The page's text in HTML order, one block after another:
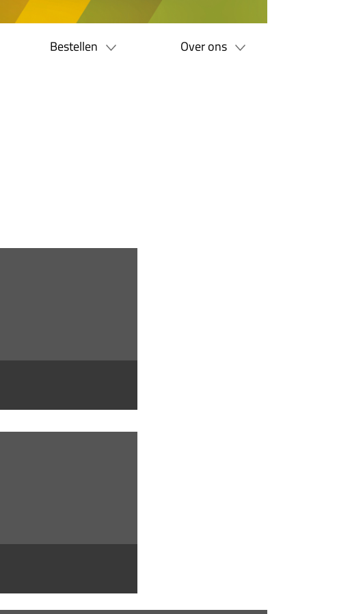
Bestellen Over ons